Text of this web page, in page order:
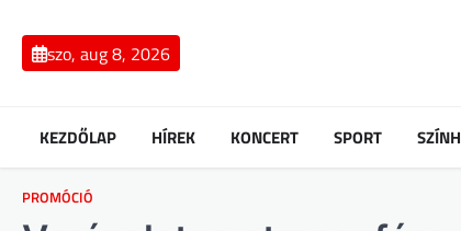
contentszo, aug 8, 2026
KEZDŐLAP HÍREK KONCERT SPORT
PROMÓCIÓ